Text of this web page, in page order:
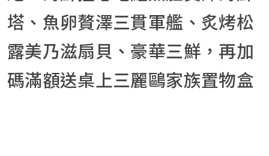
塔、魚卵贅澤三貫軍艦、炙烤松
露美乃滋扇貝、豪華三鮮，再加
碼滿額送桌上三麗鷗家族置物盒